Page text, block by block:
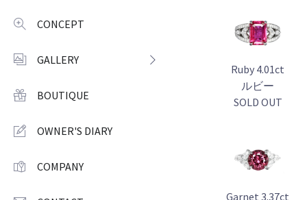
CONCEPT
GALLERY
BOUTIQUE
OWNER'S DIARY
COMPANY
Ruby 4.01ct
ルビー
SOLD OUT
Garnet 3.37ct